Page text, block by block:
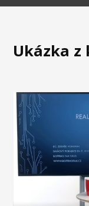
Ukázka z
Video
přehrávač